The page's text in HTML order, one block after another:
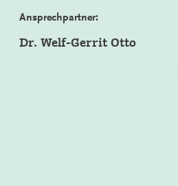
Ansprechpartner:
Dr. Welf-Gerrit Otto